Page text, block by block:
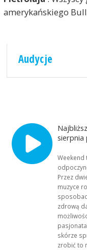
amerykańskiego
Audycje
sierpnia
Weekend
Przez
muzyce
zdrową
skórze
zrobić to